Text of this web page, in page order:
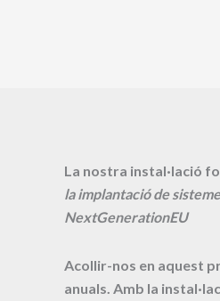
La nostra instal·lació
la implantació de
NextGenerationEU
Acollir-nos en aquest
anuals. Amb la